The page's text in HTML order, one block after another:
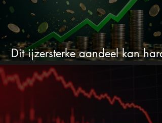
Dit ijzersterke aandeel kan hard
stijgen maar bijna niemand kijkt